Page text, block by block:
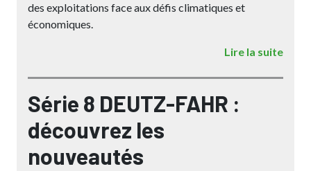
des exploitations face aux défis climatiques et
économiques.
Lire la suite
Série 8 DEUTZ-FAHR :
découvrez les
nouveautés